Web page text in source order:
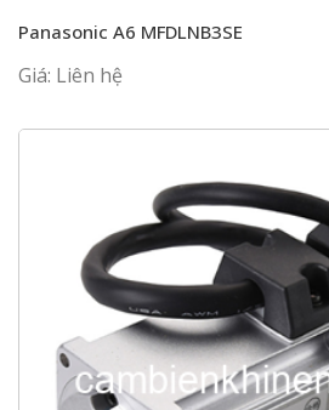
Panasonic A6 MFDLNB3SE
Giá: Liên hệ